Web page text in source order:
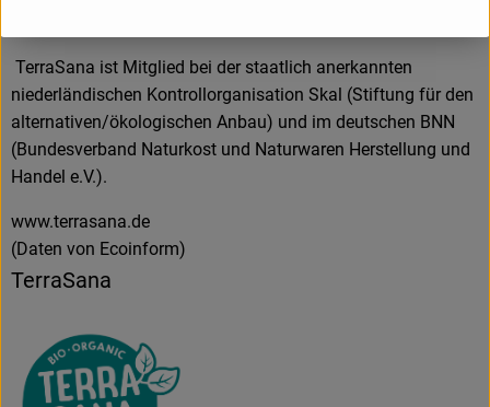
TerraSana ist Mitglied bei der staatlich anerkannten
niederländischen Kontrollorganisation Skal (Stiftung für den
alternativen/ökologischen Anbau) und im deutschen BNN
(Bundesverband Naturkost und Naturwaren Herstellung und
Handel e.V.).
www.terrasana.de
(Daten von Ecoinform)
TerraSana